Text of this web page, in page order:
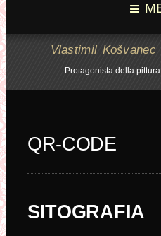
Vlastimil Košvanec
Protagonista della
QR-CODE
SITOGRAFIA